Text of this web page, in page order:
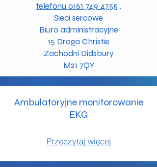
telefonu 0161 749 4755 .
Sieci sercowe
Biuro administracyjne
15 Droga Christie
Zachodni Didsbury
M21 7QY
Ambulatoryjne monitorowanie
EKG
Przeczytaj więcej